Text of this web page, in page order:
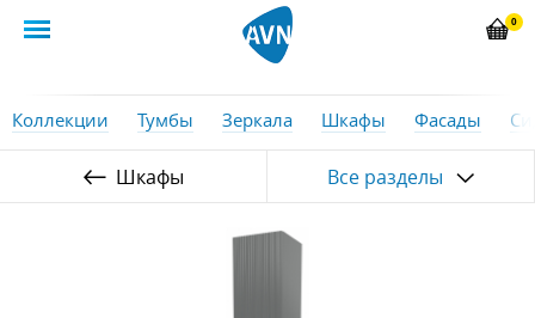
0
Коллекции Тумбы Зеркала Шкафы Фасады
Шкафы Все разделы